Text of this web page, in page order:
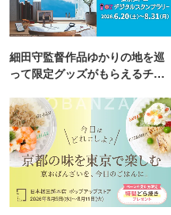
細田守監督作品ゆかりの地を巡
って限定グッズがもらえるチャ